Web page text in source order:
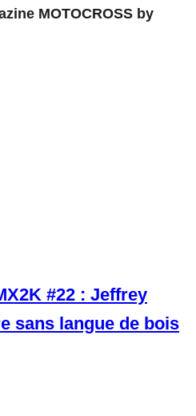
MOTOCROSS by
#22 : Jeffrey
sans langue de bois